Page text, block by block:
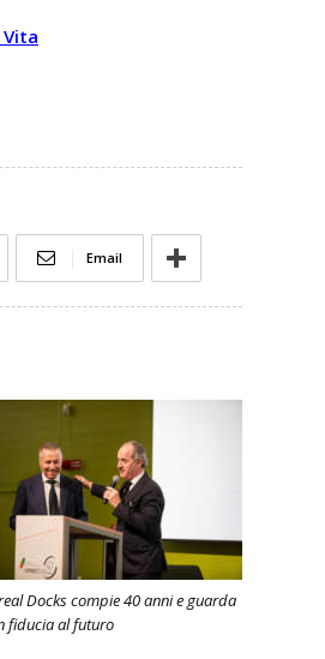
Vita
Email
Docks compie 40 anni e guarda
fiducia al futuro